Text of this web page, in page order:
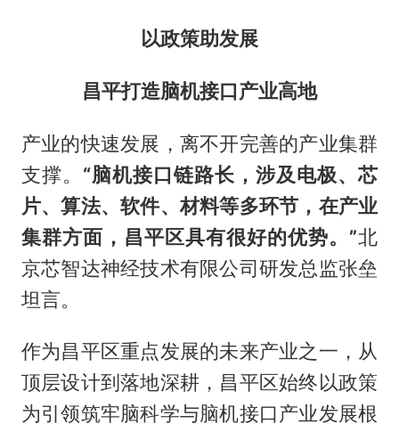
以政策助发展
昌平打造脑机接口产业高地
产业的快速发展，离不开完善的产业集群
支撑。 “脑机接口链路长，涉及电极、芯
片、算法、软件、材料等多环节，在产业
集群方面，昌平区具有很好的优势。”北
京芯智达神经技术有限公司研发总监张垒
坦言。
作为昌平区重点发展的未来产业之一，从
顶层设计到落地深耕，昌平区始终以政策
为引领筑牢脑科学与脑机接口产业发展根